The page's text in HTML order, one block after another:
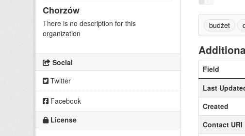
Chorzów
There is no description for this
organization
Social
Twitter
Facebook
License
budżet
Field
Last
Created
Contact URI